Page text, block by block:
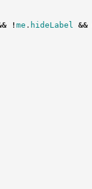
! me . hideLabel &&